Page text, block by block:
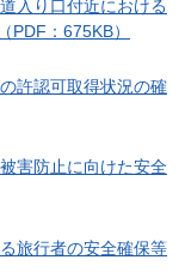
入り口付近における
PDF：675KB）
許認可取得状況の確
害防止に向けた安全
旅行者の安全確保等